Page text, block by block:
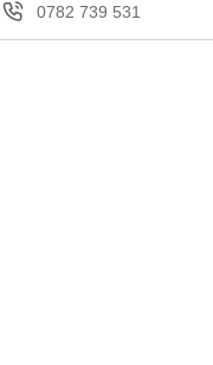
0782 739 531